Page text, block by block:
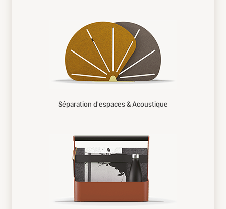
Séparation d'espaces & Acoustique